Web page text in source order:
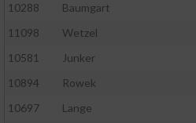
10288
Baumgart
11098
Wetzel
10581
Junker
10894
Rowek
10697
Lange